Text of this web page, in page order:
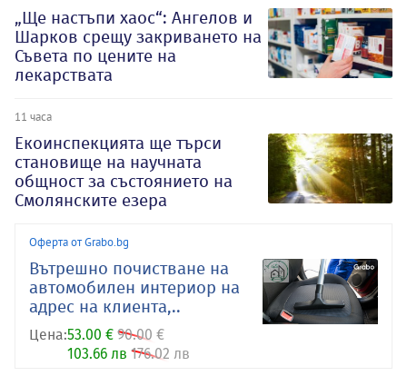
„Ще настъпи хаос“: Ангелов и
Шарков срещу закриването на
Съвета по цените на
лекарствата
11 часа
Екоинспекцията ще търси
становище на научната
общност за състоянието на
Смолянските езера
Оферта от Grabo.bg
Вътрешно почистване на
автомобилен интериор на
адрес на клиента,..
Цена:53.00 € 90.00 €
103.66 лв 176.02 лв